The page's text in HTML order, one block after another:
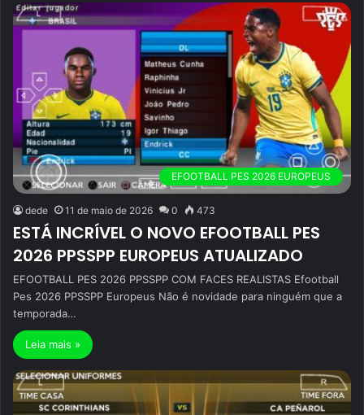
EFOOTBALL PES 2026 EUROPEUS
dede 11 de maio de 2026 0 473
ESTÁ INCRÍVEL O NOVO EFOOTBALL PES
2026 PPSSPP EUROPEUS ATUALIZADO
EFOOTBALL PES 2026 PPSSPP COM FACES REALISTAS Efootball
Pes 2026 PPSSPP Europeus Não é novidade para ninguém que a
temporada…
Leia mais »